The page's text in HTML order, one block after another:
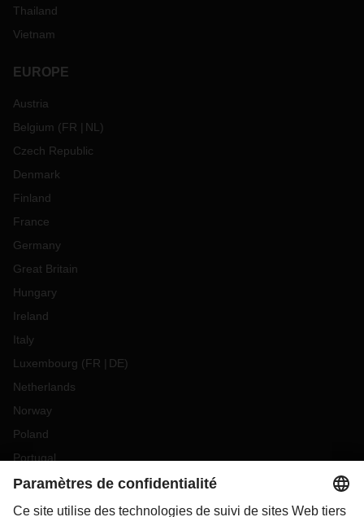
Thailand
Vietnam
EUROPE
Austria
Belgium (FR NL )
Czech Republic
Denmark
Finland
France
Germany
Great Britain
Hungary
Ireland
Italy
Luxembourg (FR DE)
Netherlands
Norway
Poland
Portugal
Romania
Slovakia